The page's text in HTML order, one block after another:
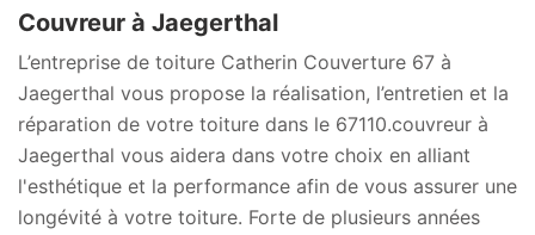
Couvreur à Jaegerthal
L’entreprise de toiture Catherin Couverture 67 à
Jaegerthal vous propose la réalisation, l’entretien et la
réparation de votre toiture dans le 67110.couvreur à
Jaegerthal vous aidera dans votre choix en alliant
l'esthétique et la performance afin de vous assurer une
longévité à votre toiture. Forte de plusieurs années